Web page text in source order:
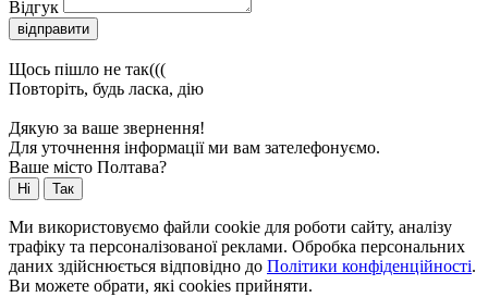
Відгук
відправити
Щось пішло не так(((
Повторіть, будь ласка, дію
Дякую за ваше звернення!
Для уточнення інформації ми вам зателефонуємо.
Ваше місто Полтава?
Ні Так
Ми використовуємо файли cookie для роботи сайту, аналізу
трафіку та персоналізованої реклами. Обробка персональних
даних здійснюється відповідно до Політики конфіденційності.
Ви можете обрати, які cookies прийняти.